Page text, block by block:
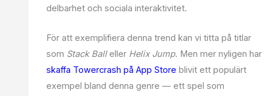
delbarhet och sociala interaktivitet.
För att exemplifiera denna trend kan vi titta på titlar
som Stack Balleller Helix Jump. Men mer nyligen har
skaffa Towercrash på App Store blivit ett populärt
exempel bland denna genre — ett spel som